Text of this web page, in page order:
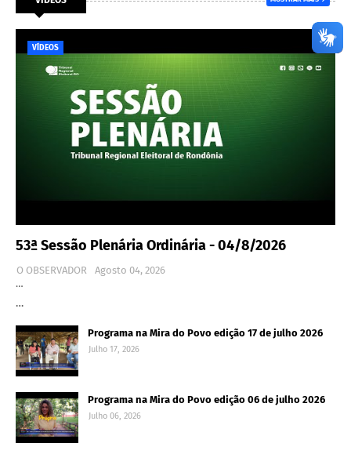
VÍDEOS
53ª Sessão Plenária Ordinária - 04/8/2026
O OBSERVADOR
Agosto 04, 2026
…
…
Programa na Mira do Povo edição 17 de julho 2026
Julho 17, 2026
Programa na Mira do Povo edição 06 de julho 2026
Julho 06, 2026